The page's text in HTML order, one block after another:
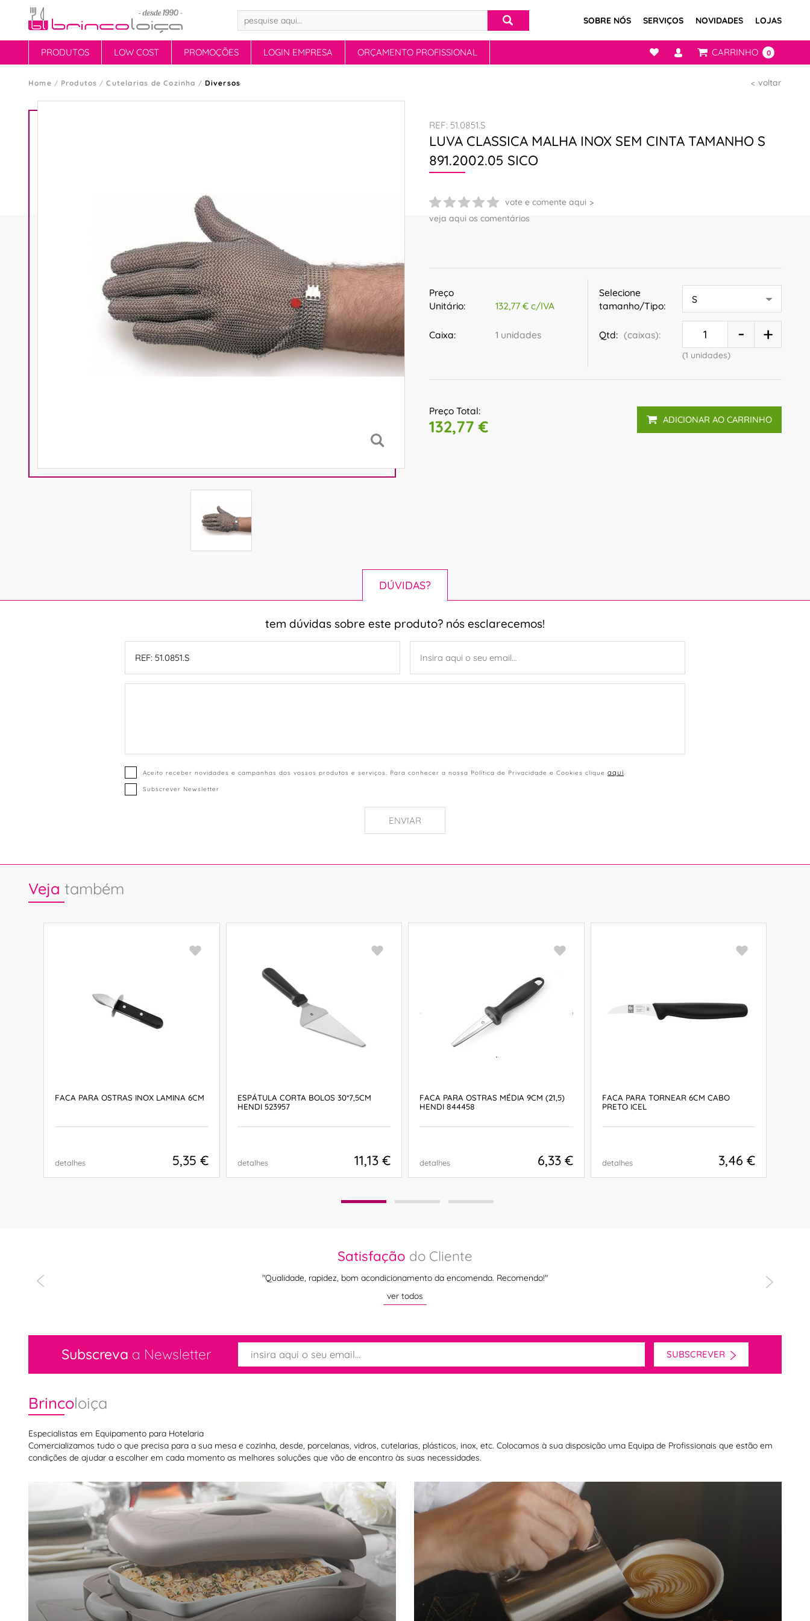
SOBRE NÓS SERVIÇOS NOVIDADES LOJAS
PRODUTOS LOW COST PROMOÇÕES LOGIN EMPRESA ORÇAMENTO PROFISSIONAL CARRINHO 0
Home Produtos Cutelarias de Cozinha Diversos voltar
REF: 51.0851.S
LUVA CLASSICA MALHA INOX SEM CINTA TAMANHO S
891.2002.05 SICO
vote e comente aqui
veja aqui os comentários
Preço
Unitário:
132,77 € c/IVA
Caixa: 1 unidades
Selecione
tamanho/Tipo:
Qtd: (caixas):
(1 unidades)
Preço Total:
132,77 € ADICIONAR AO CARRINHO
DÚVIDAS?
tem dúvidas sobre este produto? nós esclarecemos!
Aceito receber novidades e campanhas dos vossos produtos e serviços. Para conhecer a nossa Política de Privacidade e Cookies clique aqui.
Subscrever Newsletter
ENVIAR
Veja também
FACA PARA OSTRAS INOX LAMINA 6CM
detalhes 5,35 €
ESPÁTULA CORTA BOLOS 30*7,5CM
HENDI 523957
detalhes 11,13 €
FACA PARA OSTRAS MÉDIA 9CM (21,5)
HENDI 844458
detalhes 6,33 €
FACA PARA TORNEAR 6CM CABO
PRETO ICEL
detalhes 3,46 €
prestáveis
Satisfação do Cliente
"Qualidade, rapidez, bom acondicionamento da encomenda. Recomendo!"
ver todos
Subscreva a Newsletter SUBSCREVER
Brincoloiça
Especialistas em Equipamento para Hotelaria
Comercializamos tudo o que precisa para a sua mesa e cozinha, desde, porcelanas, vidros, cutelarias, plásticos, inox, etc. Colocamos à sua disposição uma Equipa de Profissionais que estão em
condições de ajudar a escolher em cada momento as melhores soluções que vão de encontro às suas necessidades.